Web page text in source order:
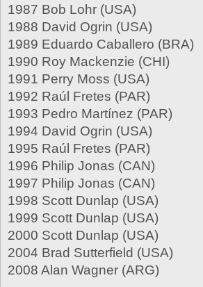
1987 Bob Lohr (USA)
1988 David Ogrin (USA)
1989 Eduardo Caballero (BRA)
1990 Roy Mackenzie (CHI)
1991 Perry Moss (USA)
1992 Raúl Fretes (PAR)
1993 Pedro Martínez (PAR)
1994 David Ogrin (USA)
1995 Raúl Fretes (PAR)
1996 Philip Jonas (CAN)
1997 Philip Jonas (CAN)
1998 Scott Dunlap (USA)
1999 Scott Dunlap (USA)
2000 Scott Dunlap (USA)
2004 Brad Sutterfield (USA)
2008 Alan Wagner (ARG)